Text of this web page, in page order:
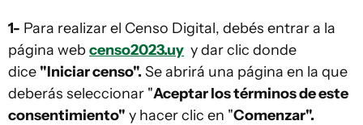
1- Para realizar el Censo Digital, debés entrar a la
página webcenso2023.uy y dar clic donde
dice "Iniciar censo". Se abrirá una página en la que
deberás seleccionar "Aceptar los términos de este
consentimiento" y hacer clic en "Comenzar".